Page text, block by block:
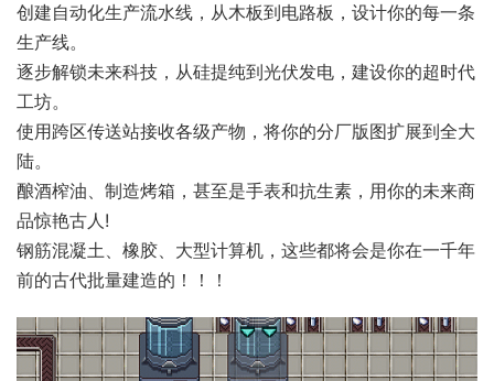
创建自动化生产流水线，从木板到电路板，设计你的每一条
生产线。
逐步解锁未来科技，从硅提纯到光伏发电，建设你的超时代
工坊。
使用跨区传送站接收各级产物，将你的分厂版图扩展到全大
陆。
酿酒榨油、制造烤箱，甚至是手表和抗生素，用你的未来商
品惊艳古人!
钢筋混凝土、橡胶、大型计算机，这些都将会是你在一千年
前的古代批量建造的！！！